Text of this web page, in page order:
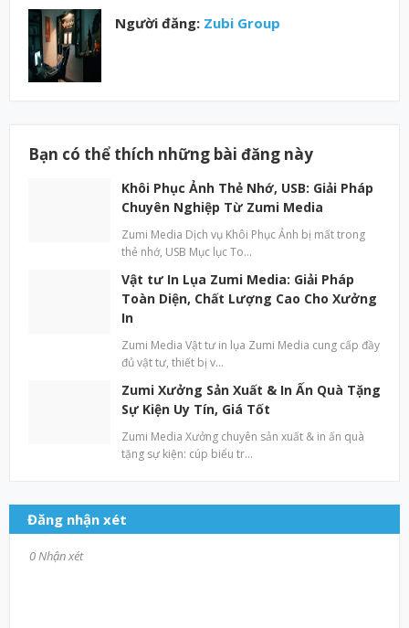
Người đăng: Zubi Group
Bạn có thể thích những bài đăng này
Khôi Phục Ảnh Thẻ Nhớ, USB: Giải Pháp
Chuyên Nghiệp Từ Zumi Media
Zumi Media Dịch vụ Khôi Phục Ảnh bị mất trong
thẻ nhớ, USB Mục lục To…
Vật tư In Lụa Zumi Media: Giải Pháp
Toàn Diện, Chất Lượng Cao Cho Xưởng
In
Zumi Media Vật tư in lụa Zumi Media cung cấp đầy
đủ vật tư, thiết bị v…
Zumi Xưởng Sản Xuất & In Ấn Quà Tặng
Sự Kiện Uy Tín, Giá Tốt
Zumi Media Xưởng chuyên sản xuất & in ấn quà
tặng sự kiện: cúp biểu tr…
Đăng nhận xét
0 Nhận xét